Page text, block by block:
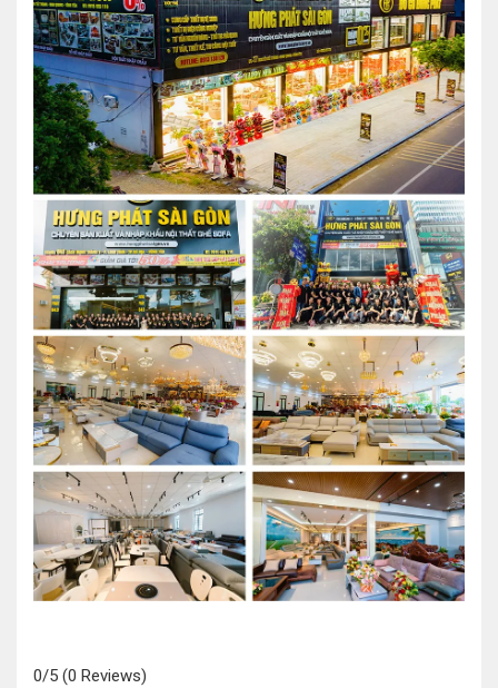
0/5 (0 Reviews)